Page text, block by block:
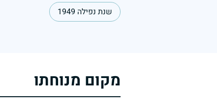
שנת נפילה 1949
מקום מנוחתו